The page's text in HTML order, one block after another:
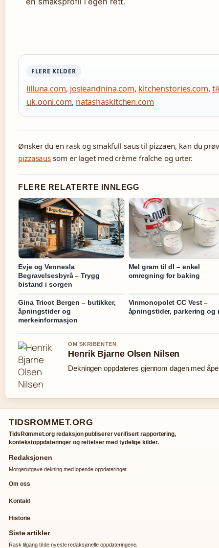
FLERE KILDER
lilluna.com, josieandnina.com, kitchenstories.com,
uk.ooni.com, natashaskitchen.com
Ønsker du en rask og smakfull saus til pizzaen, kan du
pizzasaus som er laget med crème fraîche og urter.
FLERE RELATERTE INNLEGG
Evje og Vennesla
Begravelsesbyrå – Trygg
bistand i sorgen
Mel gram til dl – enkel
omregning for baking
Gina Tricot Bergen – butikker,
åpningstider og
merkeinformasjon
Vinmonopolet CC Vest –
åpningstider, parkering og
OM SKRIBENTEN
Henrik Bjarne Olsen Nilsen
Dekningen oppdateres gjennom dagen med
TIDSROMMET.ORG
TidsRommet.org redaksjon publiserer verifisert rapportering,
kontekstoppdateringer og rettelser med tydelige kilder.
Redaksjonen
Morgenutgave dekning med lopende oppdateringer.
Om oss
Kontakt
Historie
Siste artikler
Rask tilgang til de nyeste redaksjonelle oppdateringene.